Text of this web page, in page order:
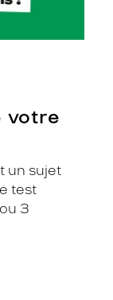
votre
un sujet
test
3